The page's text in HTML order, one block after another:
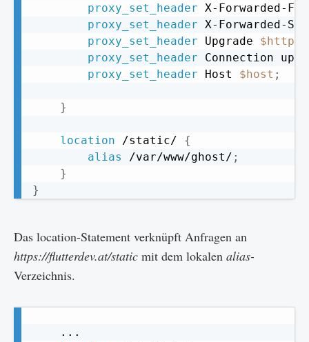
proxy_set_header X-Forwarded-
proxy_set_header X-Forwarded-
proxy_set_header Upgrade
proxy_set_header Connection
proxy_set_header Host $host ;
}
location /static/
{
alias
/var/www/ghost/ ;
}
}
Das location-Statement verknüpft Anfragen an
https://flutterdev.at/static mit dem lokalen alias-
Verzeichnis.
    ...